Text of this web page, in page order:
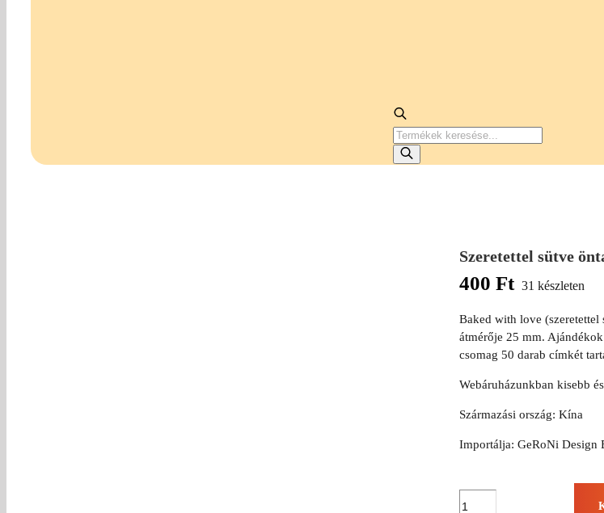
PRODUCTS
SEARCH
Szeretettel sütve
400 Ft 31 készleten
Baked with love
átmérője 25 mm.
csomag 50 darab címkét
Webáruházunkban kisebb
Származási ország: Kína
Importálja: GeRoNi Design